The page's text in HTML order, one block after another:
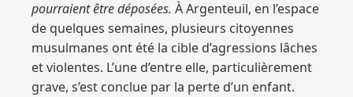
pourraient être déposées. À Argenteuil, en l’espace
de quelques semaines, plusieurs citoyennes
musulmanes ont été la cible d’agressions lâches
et violentes. L’une d’entre elle, particulièrement
grave, s’est conclue par la perte d’un enfant.